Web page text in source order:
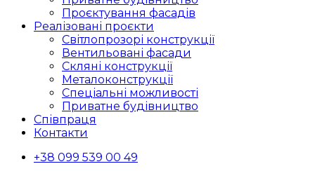
Проєктування фасадів
Реалізовані проєкти
Світлопрозорі конструкції
Вентильовані фасади
Скляні конструкції
Металоконструкції
Спеціальні можливості
Приватне будівництво
Співпраця
Контакти
+38 099 539 00 49